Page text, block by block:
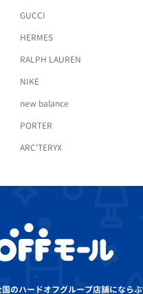
GUCCI
HERMES
RALPH LAUREN
NIKE
new balance
PORTER
ARC'TERYX
国のハードオフグループ店舗にならぶ